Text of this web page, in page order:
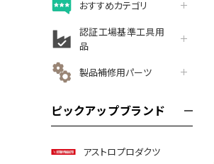
おすすめカテゴリ
認証工場基準工具用
品
製品補修用パーツ
ピックアップブランド
アストロプロダクツ